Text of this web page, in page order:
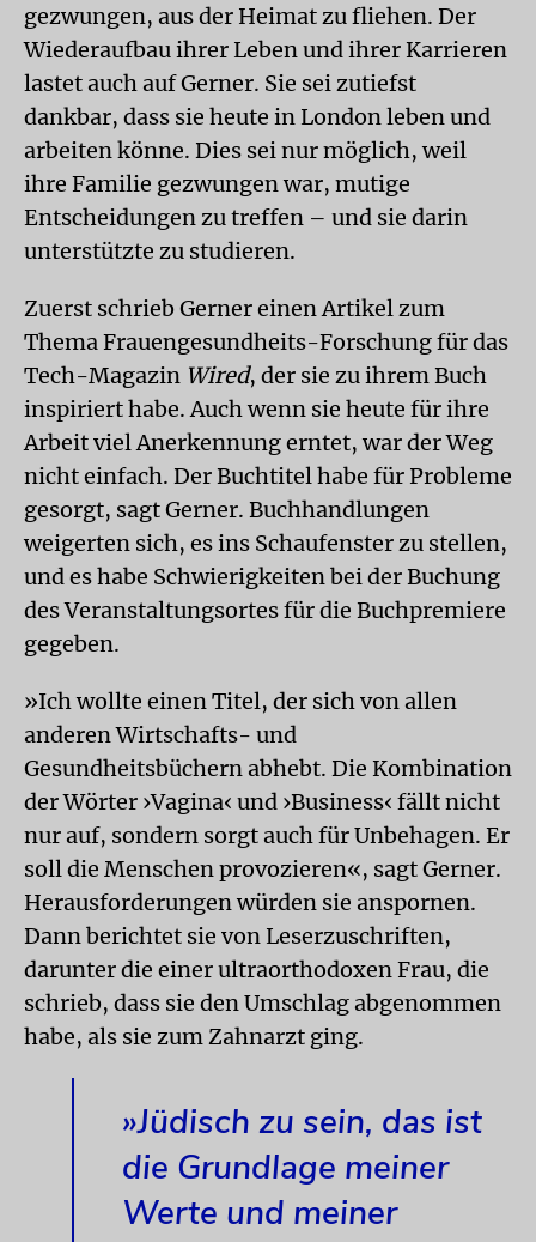
gezwungen, aus der Heimat zu fliehen. Der
Wiederaufbau ihrer Leben und ihrer Karrieren
lastet auch auf Gerner. Sie sei zutiefst
dankbar, dass sie heute in London leben und
arbeiten könne. Dies sei nur möglich, weil
ihre Familie gezwungen war, mutige
Entscheidungen zu treffen – und sie darin
unterstützte zu studieren.
Zuerst schrieb Gerner einen Artikel zum
Thema Frauengesundheits-Forschung für das
Tech-Magazin Wired, der sie zu ihrem Buch
inspiriert habe. Auch wenn sie heute für ihre
Arbeit viel Anerkennung erntet, war der Weg
nicht einfach. Der Buchtitel habe für Probleme
gesorgt, sagt Gerner. Buchhandlungen
weigerten sich, es ins Schaufenster zu stellen,
und es habe Schwierigkeiten bei der Buchung
des Veranstaltungsortes für die Buchpremiere
gegeben.
»Ich wollte einen Titel, der sich von allen
anderen Wirtschafts- und
Gesundheitsbüchern abhebt. Die Kombination
der Wörter ›Vagina‹ und ›Business‹ fällt nicht
nur auf, sondern sorgt auch für Unbehagen. Er
soll die Menschen provozieren«, sagt Gerner.
Herausforderungen würden sie anspornen.
Dann berichtet sie von Leserzuschriften,
darunter die einer ultraorthodoxen Frau, die
schrieb, dass sie den Umschlag abgenommen
habe, als sie zum Zahnarzt ging.
»Jüdisch zu sein, das ist
die Grundlage meiner
Werte und meiner